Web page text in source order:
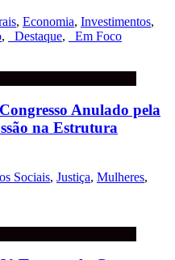
, Economia, Investimentos,
, _Destaque, _Em Foco
Anulado pela
na Estrutura
Sociais, Justiça, Mulheres,